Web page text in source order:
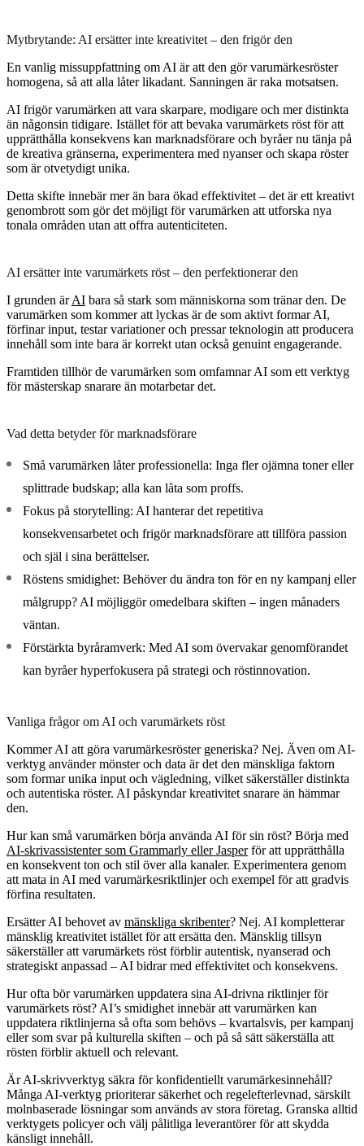
Mytbrytande: AI ersätter inte kreativitet – den frigör den
En vanlig missuppfattning om AI är att den gör varumärkesröster
homogena, så att alla låter likadant. Sanningen är raka motsatsen.
AI frigör varumärken att vara skarpare, modigare och mer distinkta
än någonsin tidigare. Istället för att bevaka varumärkets röst för att
upprätthålla konsekvens kan marknadsförare och byråer nu tänja på
de kreativa gränserna, experimentera med nyanser och skapa röster
som är otvetydigt unika.
Detta skifte innebär mer än bara ökad effektivitet – det är ett kreativt
genombrott som gör det möjligt för varumärken att utforska nya
tonala områden utan att offra autenticiteten.
AI ersätter inte varumärkets röst – den perfektionerar den
I grunden ärAI bara så stark som människorna som tränar den. De
varumärken som kommer att lyckas är de som aktivt formar AI,
förfinar input, testar variationer och pressar teknologin att producera
innehåll som inte bara är korrekt utan också genuint engagerande.
Framtiden tillhör de varumärken som omfamnar AI som ett verktyg
för mästerskap snarare än motarbetar det.
Vad detta betyder för marknadsförare
Små varumärken låter professionella: Inga fler ojämna toner eller
splittrade budskap; alla kan låta som proffs.
Fokus på storytelling: AI hanterar det repetitiva
konsekvensarbetet och frigör marknadsförare att tillföra passion
och själ i sina berättelser.
Röstens smidighet: Behöver du ändra ton för en ny kampanj eller
målgrupp? AI möjliggör omedelbara skiften – ingen månaders
väntan.
Förstärkta byråramverk: Med AI som övervakar genomförandet
kan byråer hyperfokusera på strategi och röstinnovation.
Vanliga frågor om AI och varumärkets röst
Kommer AI att göra varumärkesröster generiska? Nej. Även om AI-
verktyg använder mönster och data är det den mänskliga faktorn
som formar unika input och vägledning, vilket säkerställer distinkta
och autentiska röster. AI påskyndar kreativitet snarare än hämmar
den.
Hur kan små varumärken börja använda AI för sin röst? Börja med
AI-skrivassistenter som Grammarly eller Jasperför att upprätthålla
en konsekvent ton och stil över alla kanaler. Experimentera genom
att mata in AI med varumärkesriktlinjer och exempel för att gradvis
förfina resultaten.
Ersätter AI behovet av mänskliga skribenter? Nej. AI kompletterar
mänsklig kreativitet istället för att ersätta den. Mänsklig tillsyn
säkerställer att varumärkets röst förblir autentisk, nyanserad och
strategiskt anpassad – AI bidrar med effektivitet och konsekvens.
Hur ofta bör varumärken uppdatera sina AI-drivna riktlinjer för
varumärkets röst? AI’s smidighet innebär att varumärken kan
uppdatera riktlinjerna så ofta som behövs – kvartalsvis, per kampanj
eller som svar på kulturella skiften – och på så sätt säkerställa att
rösten förblir aktuell och relevant.
Är AI-skrivverktyg säkra för konfidentiellt varumärkesinnehåll?
Många AI-verktyg prioriterar säkerhet och regelefterlevnad, särskilt
molnbaserade lösningar som används av stora företag. Granska alltid
verktygets policyer och välj pålitliga leverantörer för att skydda
känsligt innehåll.